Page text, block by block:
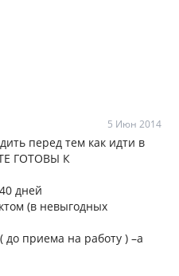
5 Июн 2014
перед тем как идти в
ГОТОВЫ К
дней
(в невыгодных
до приема на работу ) –а